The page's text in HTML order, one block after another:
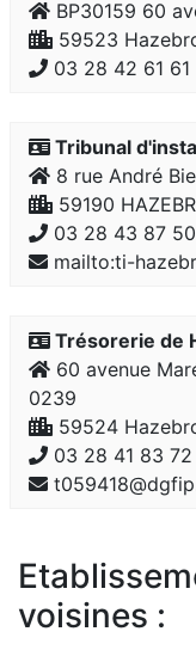
BP30159 60
59523
03 28 42 61 61
Tribunal
8 rue André
59190
03 28 43 87 50
mailto:ti-
Trésorerie de
60 avenue
0239
59524
03 28 41 83 72
voisines :